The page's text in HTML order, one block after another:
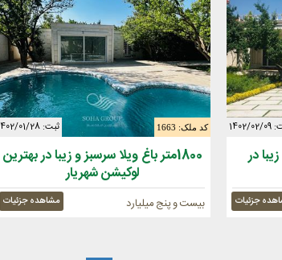
09
در
جزئیات
کد ملک: 1663 ثبت: 1402/01/28
1800متر باغ ویلا سرسبز و زیبا در بهترین
لوکیشن شهریار
بیست و پنج میلیارد مشاهده جزئیات